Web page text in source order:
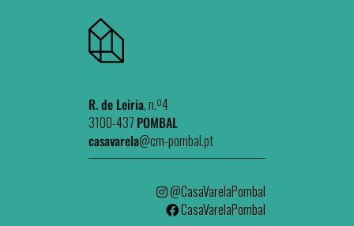
R. de Leiria, n.º4
3100-437 POMBAL
casavarela@cm-pombal.pt
@CasaVarelaPombal
CasaVarelaPombal